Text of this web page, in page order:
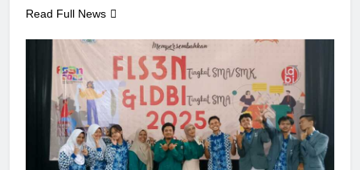
Read Full News